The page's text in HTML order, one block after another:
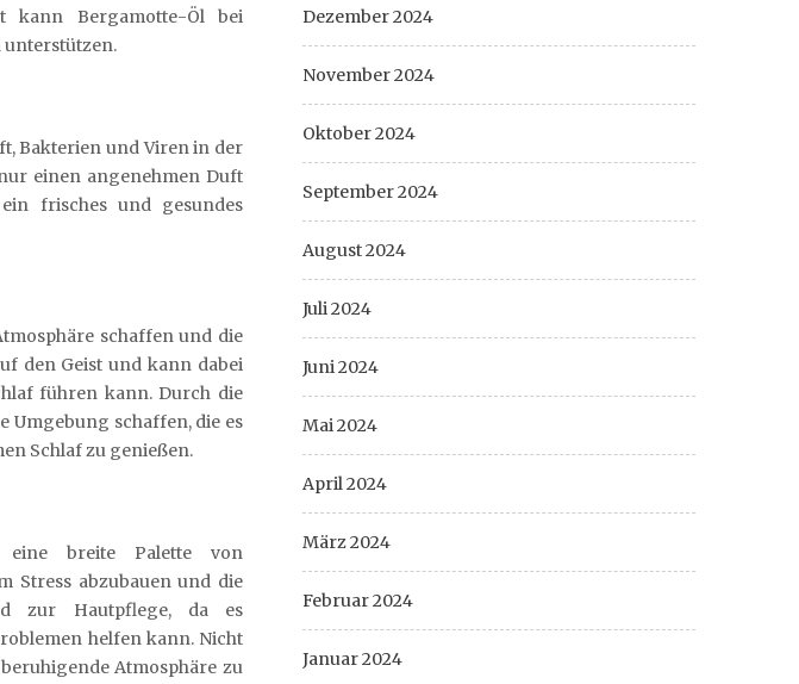
kann Bergamotte-Öl bei
unterstützen.
Bakterien und Viren in der
einen angenehmen Duft
frisches und gesundes
schaffen und die
den Geist und kann dabei
führen kann. Durch die
Umgebung schaffen, die es
Schlaf zu genießen.
eine breite Palette von
Stress abzubauen und die
zur Hautpflege, da es
helfen kann. Nicht
Atmosphäre zu
Dezember 2024
November 2024
Oktober 2024
September 2024
August 2024
Juli 2024
Juni 2024
Mai 2024
April 2024
März 2024
Februar 2024
Januar 2024